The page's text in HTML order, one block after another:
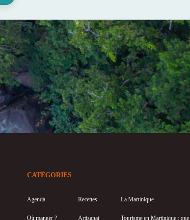
CATÉGORIES
Agenda
Où manger ?
Recettes
Artisanat
La Martinique
Tourisme en Martinique :